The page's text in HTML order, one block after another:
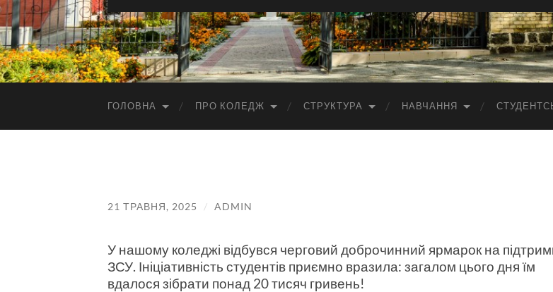
ГОЛОВНА ПРО КОЛЕДЖ СТРУКТУРА НАВЧАННЯ
21 ТРАВНЯ, 2025 / ADMIN
У нашому коледжі відбувся черговий доброчинний ярмарок на
ЗСУ. Ініціативність студентів приємно вразила: загалом цього дня їм
вдалося зібрати понад 20 тисяч гривень!